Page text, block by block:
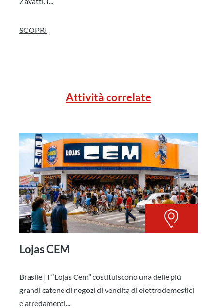
SCOPRI
Attività correlate
Lojas CEM
Brasile | I “Lojas Cem” costituiscono una delle più
grandi catene di negozi di vendita di elettrodomestici
e arredamenti...